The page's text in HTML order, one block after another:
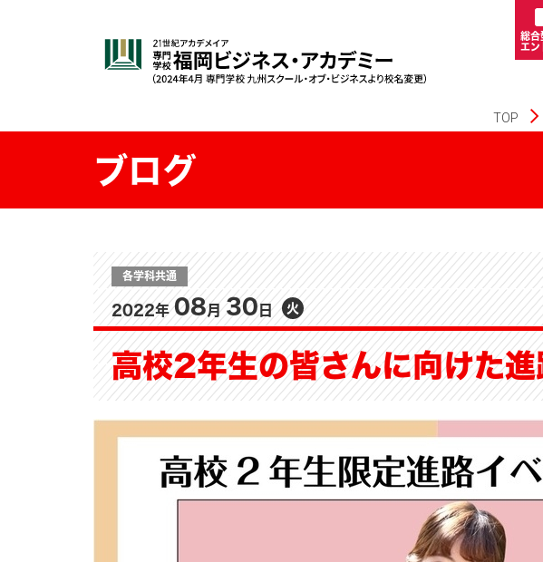
総合
エン
TOP
ブログ
各学科共通
2022年 08月 30日 火
高校2年生の皆さんに向けた